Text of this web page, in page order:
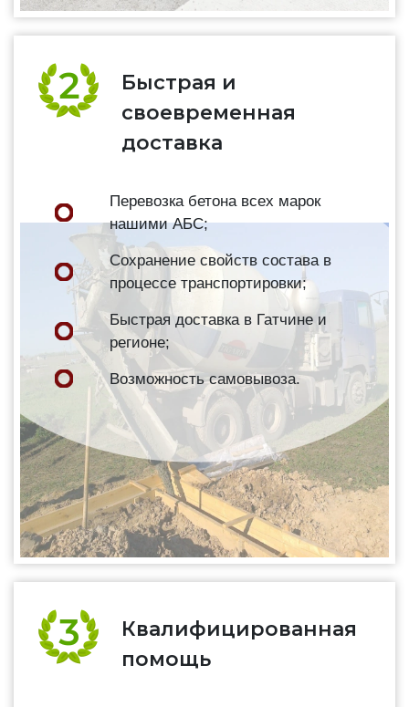
Быстрая и
своевременная
доставка
Перевозка бетона всех марок
нашими АБС;
Сохранение свойств состава в
процессе транспортировки;
Быстрая доставка в Гатчине и
регионе;
Возможность самовывоза.
Квалифицированная
помощь